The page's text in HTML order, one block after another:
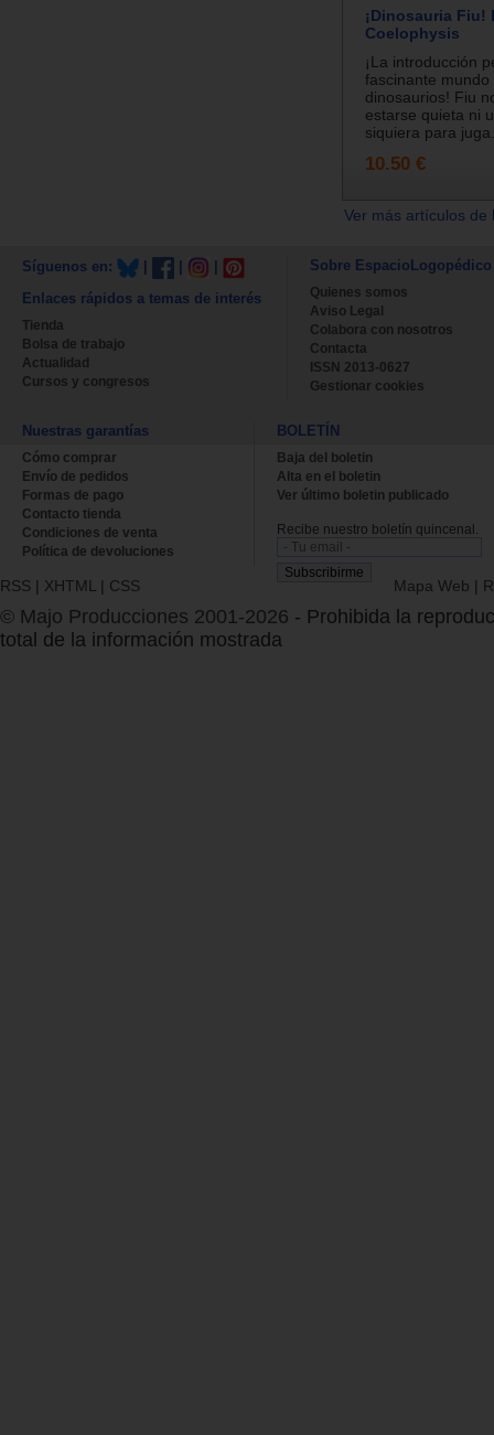
¡Dinosauria Fiu!
Coelophysis
¡La introducción
fascinante mundo
dinosaurios! Fiu
estarse quieta ni
siquiera para
10.50 €
Ver más artículos
Síguenos en:
Enlaces rápidos a temas de interés
Tienda
Bolsa de trabajo
Actualidad
Cursos y congresos
Sobre EspacioLogopédico
Quienes somos
Aviso Legal
Colabora con nosotros
Contacta
ISSN 2013-0627
Gestionar cookies
Nuestras garantías
Cómo comprar
Envío de pedidos
Formas de pago
Contacto tienda
Condiciones de venta
Política de devoluciones
BOLETÍN
Baja del boletin
Alta en el boletin
Ver último boletin publicado
Recibe nuestro boletín quincenal.
RSS | XHTML | CSS Mapa Web |
© Majo Producciones 2001-2026 - Prohibida la
total de la información mostrada